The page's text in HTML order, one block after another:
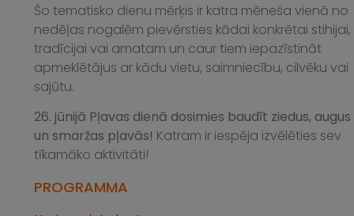
Šo tematisko dienu mērķis ir katra mēneša vienā no
nedēļas nogalēm pievērsties kādai konkrētai stihijai,
tradīcijai vai amatam un caur tiem iepazīstināt
apmeklētājus ar kādu vietu, saimniecību, cilvēku vai
sajūtu.
26. jūnijā Pļavas dienā dosimies baudīt ziedus, augus
un smaržas pļavās! Katram ir iespēja izvēlēties sev
tīkamāko aktivitāti!
PROGRAMMA